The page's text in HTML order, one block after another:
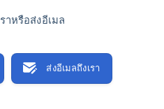
าหรือส่งอีเมล
ส่งอีเมลถึงเรา